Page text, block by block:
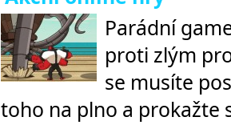
Parádní
proti zlým
se musíte
toho na plno a prokažte